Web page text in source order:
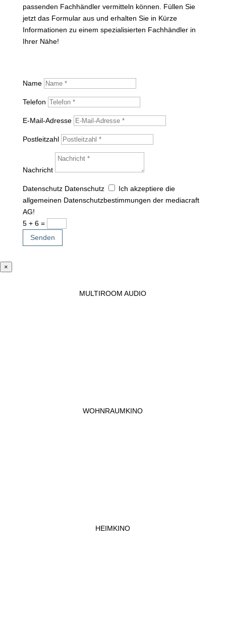
passenden Fachhändler vermitteln können. Füllen Sie
jetzt das Formular aus und erhalten Sie in Kürze
Informationen zu einem spezialisierten Fachhändler in
Ihrer Nähe!
Name
Telefon
E-Mail-Adresse
Postleitzahl
Nachricht
Datenschutz Datenschutz
Ich akzeptiere die
allgemeinen Datenschutzbestimmungen der mediacraft
AG!
5 + 6=
Senden
×
MULTIROOM AUDIO
WOHNRAUMKINO
HEIMKINO